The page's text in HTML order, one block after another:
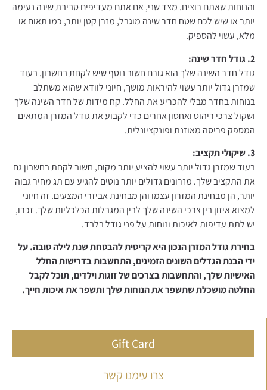
והנוחות שאתם רוצים. מצד שני, אם אתם מעדיפים סביבת שינה נעימה
יותר או שיש לכם שטח חדר שינה מוגבל, מזרן קטן יותר, כמו תאום או
מלא, עשוי להספיק.
2. גודל חדר שינה:
גודל חדר השינה שלך הוא גורם חשוב נוסף שיש לקחת בחשבון. בעוד
שמזרן גדול יותר עשוי להיראות מושך, חיוני לוודא שהוא משתלב
בנוחות בחדר מבלי להכריע את החלל. קח מידות של חדר השינה שלך
ושקול צרכי ריהוט ואחסון אחרים כדי לקבוע את גודל המזרן המתאים
המספק פריסה מאוזנת ופונקציונלית.
3. שיקולי תקציב:
בעוד שמזרן גדול יותר עשוי להציע יותר מקום, חשוב לקחת בחשבון גם
את התקציב שלך. מזרונים גדולים יותר נוטים להגיע עם תג מחיר גבוה
יותר, הן מבחינת המזרון עצמו והן מבחינת אביזרי המצעים. זה חיוני
למצוא איזון בין צרכי השינה שלך לבין המגבלות הכלכליות שלך. זכרו,
יש לתת עדיפות לאיכות ונוחות על פני גודל בלבד.
בחירת גודל המזרן הנכון היא קריטית להבטחת שנת לילה טובה. על
ידי הבנת הגדלים השונים הזמינים, התחשבות בדרישות החלל
האישיות שלך, והתחשבות בצרכים של זוגות וילדים, תוכל לקבל
החלטה מושכלת שתשפר את הנוחות שלך ותשפר את איכות חייך.
Gift Card
צרו עימנו קשר